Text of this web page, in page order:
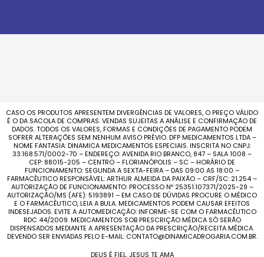
CASO OS PRODUTOS APRESENTEM DIVERGÊNCIAS DE VALORES, O PREÇO VÁLIDO
É O DA SACOLA DE COMPRAS. VENDAS SUJEITAS A ANÁLISE E CONFIRMAÇÃO DE
DADOS. TODOS OS VALORES, FORMAS E CONDIÇÕES DE PAGAMENTO PODEM
SOFRER ALTERAÇÕES SEM NENHUM AVISO PRÉVIO. DFP MEDICAMENTOS LTDA –
NOME FANTASIA: DINAMICA MEDICAMENTOS ESPECIAIS. INSCRITA NO CNPJ:
33.168.571/0002-70 – ENDEREÇO: AVENIDA RIO BRANCO, 847 – SALA 1008 –
CEP: 88015-205 – CENTRO – FLORIANÓPOLIS – SC – HORÁRIO DE
FUNCIONAMENTO: SEGUNDA A SEXTA-FEIRA – DAS 09:00 AS 18:00 –
FARMACÊUTICO RESPONSÁVEL: ARTHUR ALMEIDA DA PAIXÃO – CRF/SC: 21.254 –
AUTORIZAÇÃO DE FUNCIONAMENTO: PROCESSO Nº 25351.107371/2025-29 –
AUTORIZAÇÃO/MS (AFE): 5193891 – EM CASO DE DÚVIDAS PROCURE O MÉDICO
E O FARMACÊUTICO, LEIA A BULA. MEDICAMENTOS PODEM CAUSAR EFEITOS
INDESEJADOS. EVITE A AUTOMEDICAÇÃO: INFORME-SE COM O FARMACÊUTICO
RDC 44/2009. MEDICAMENTOS SOB PRESCRIÇÃO MÉDICA SÓ SERÃO
DISPENSADOS MEDIANTE A APRESENTAÇÃO DA PRESCRIÇÃO/RECEITA MÉDICA.
DEVENDO SER ENVIADAS PELO E-MAIL: CONTATO@DINAMICADROGARIA.COM.BR.
DEUS É FIEL. JESUS TE AMA